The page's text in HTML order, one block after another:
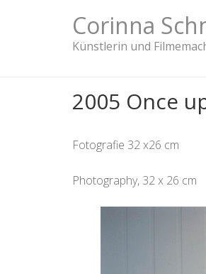
Corinna
Künstlerin und
2005 Once
Fotografie 32 x26 cm
Photography, 32 x 26 cm